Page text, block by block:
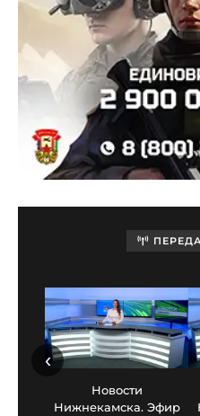
Новости
Нижнекамска. Эфир
‹